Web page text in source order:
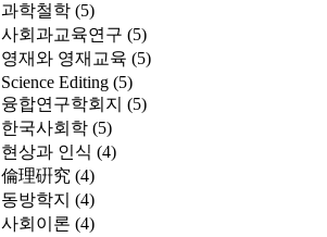
과학철학 (5)
사회과교육연구 (5)
영재와 영재교육 (5)
Science Editing (5)
융합연구학회지 (5)
한국사회학 (5)
현상과 인식 (4)
倫理硏究 (4)
동방학지 (4)
사회이론 (4)